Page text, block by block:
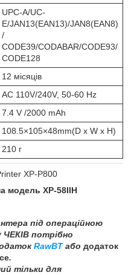
UPC-A/UC-
E/JAN13(EAN13)/JAN8(EAN8)
/
CODE39/CODABAR/CODE93/
CODE128
12 місяців
AC 110V/240V, 50-60 Hz
7.4 V /2000 mAh
108.5×105×48mm(D x W x H)
210 г
XP-P800
модель XP-58IIH
під операційною
потрібно
RawBTабо додаток
.
тільки для